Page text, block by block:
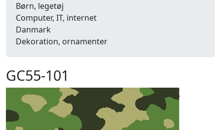
Børn, legetøj
Computer, IT, internet
Danmark
Dekoration, ornamenter
Efterår
Energi, miljø, økologi
Erhverv
Fænomener, begreber
Fastelavn, karneval
GC55-101